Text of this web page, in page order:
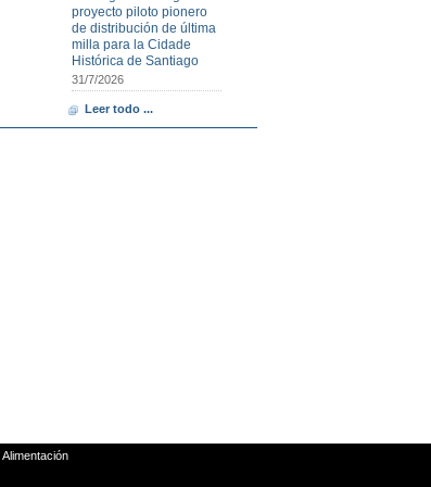
proyecto piloto pionero
de distribución de última
milla para la Cidade
Histórica de Santiago
31/7/2026
Leer todo ...
Alimentación